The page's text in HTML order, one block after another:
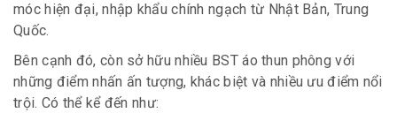
móc hiện đại, nhập khẩu chính ngạch từ Nhật Bản, Trung
Quốc.
Bên cạnh đó, còn sở hữu nhiều BST áo thun phông với
những điểm nhấn ấn tượng, khác biệt và nhiều ưu điểm nổi
trội. Có thể kể đến như: